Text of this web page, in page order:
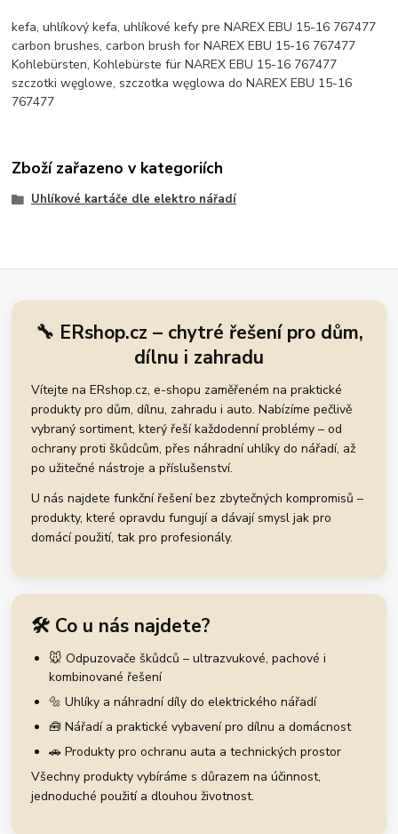
kefa, uhlíkový kefa, uhlíkové kefy pre NAREX EBU 15-16 767477
carbon brushes, carbon brush for NAREX EBU 15-16 767477
Kohlebürsten, Kohlebürste für NAREX EBU 15-16 767477
szczotki węglowe, szczotka węglowa do NAREX EBU 15-16
767477
Zboží zařazeno v kategoriích
Uhlíkové kartáče dle elektro nářadí
🔧 ERshop.cz – chytré řešení pro dům,
dílnu i zahradu
Vítejte na ERshop.cz, e-shopu zaměřeném na praktické
produkty pro dům, dílnu, zahradu i auto. Nabízíme pečlivě
vybraný sortiment, který řeší každodenní problémy – od
ochrany proti škůdcům, přes náhradní uhlíky do nářadí, až
po užitečné nástroje a příslušenství.
U nás najdete funkční řešení bez zbytečných kompromisů –
produkty, které opravdu fungují a dávají smysl jak pro
domácí použití, tak pro profesionály.
🛠️ Co u nás najdete?
🐭 Odpuzovače škůdců – ultrazvukové, pachové i
kombinované řešení
🔩 Uhlíky a náhradní díly do elektrického nářadí
🧰 Nářadí a praktické vybavení pro dílnu a domácnost
🚗 Produkty pro ochranu auta a technických prostor
Všechny produkty vybíráme s důrazem na účinnost,
jednoduché použití a dlouhou životnost.